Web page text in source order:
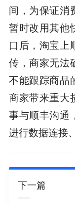
间，为保证消
暂时改用其他
口后，淘宝上
传，商家无法
不能跟踪商品
商家带来重大
事与顺丰沟通
进行数据连接
下一篇